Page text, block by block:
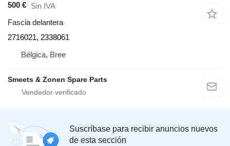
500 € Sin IVA
Fascia delantera
2716021, 2338061
Bélgica, Bree
Smeets & Zonen Spare Parts
Suscríbase para recibir anuncios nuevos
de esta sección